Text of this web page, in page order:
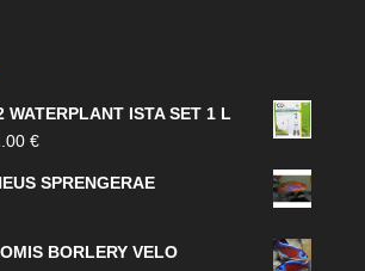
WATERPLANT ISTA SET 1 L
€.
€El
actual
132.00 €.
SPRENGERAE
BORLERY VELO